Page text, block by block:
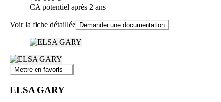
CA potentiel après 2 ans
Voir la fiche détaillée Demander une documentation
Mettre en favoris
ELSA GARY